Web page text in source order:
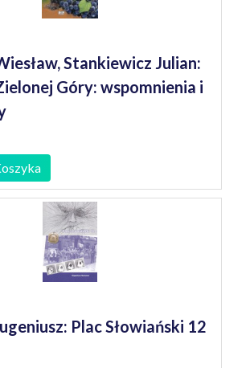
Stankiewicz Julian:
Góry: wspomnienia i
Plac Słowiański 12